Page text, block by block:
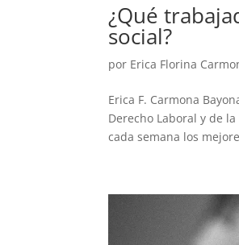
¿Qué
social?
por Erica Florina
Erica F. Carmona
Derecho Laboral y de
cada semana los